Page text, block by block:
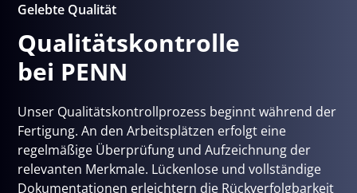
Gelebte Qualität
Qualitätskontrolle
bei PENN
Unser Qualitätskontrollprozess beginnt während der
Fertigung. An den Arbeitsplätzen erfolgt eine
regelmäßige Überprüfung und Aufzeichnung der
relevanten Merkmale. Lückenlose und vollständige
Dokumentationen erleichtern die Rückverfolgbarkeit